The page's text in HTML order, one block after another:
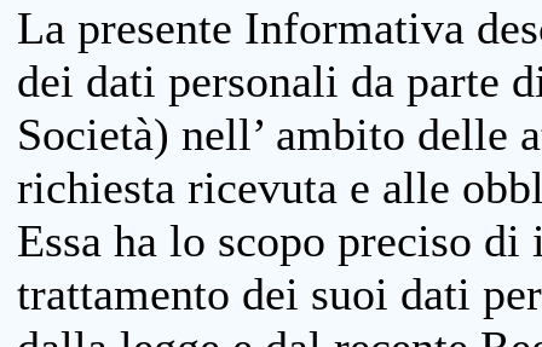
La presente Informativa
dei dati personali da parte
Società) nell’ ambito delle
richiesta ricevuta e alle
Essa ha lo scopo preciso
trattamento dei suoi dati